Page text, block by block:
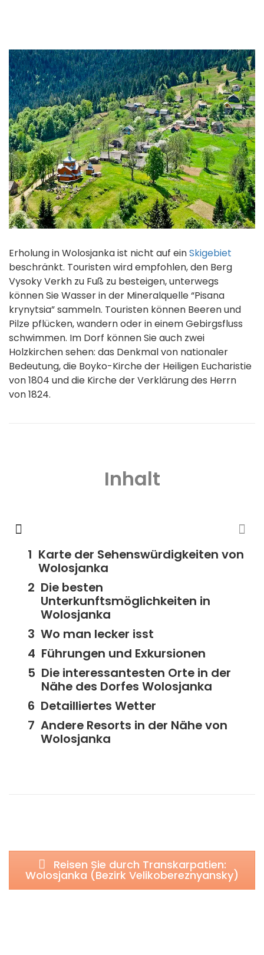
Erholung in Wolosjanka ist nicht auf einSkigebiet
beschränkt. Touristen wird empfohlen, den Berg
Vysoky Verkh zu Fuß zu besteigen, unterwegs
können Sie Wasser in der Mineralquelle “Pisana
krynytsia” sammeln. Touristen können Beeren und
Pilze pflücken, wandern oder in einem Gebirgsfluss
schwimmen. Im Dorf können Sie auch zwei
Holzkirchen sehen: das Denkmal von nationaler
Bedeutung, die Boyko-Kirche der Heiligen Eucharistie
von 1804 und die Kirche der Verklärung des Herrn
von 1824.
Inhalt
Karte der Sehenswürdigkeiten von
Wolosjanka
Die besten
Unterkunftsmöglichkeiten in
Wolosjanka
Wo man lecker isst
Führungen und Exkursionen
Die interessantesten Orte in der
Nähe des Dorfes Wolosjanka
Detailliertes Wetter
Andere Resorts in der Nähe von
Wolosjanka
Reisen Sie durch Transkarpatien:
Wolosjanka (Bezirk Velikobereznyansky)